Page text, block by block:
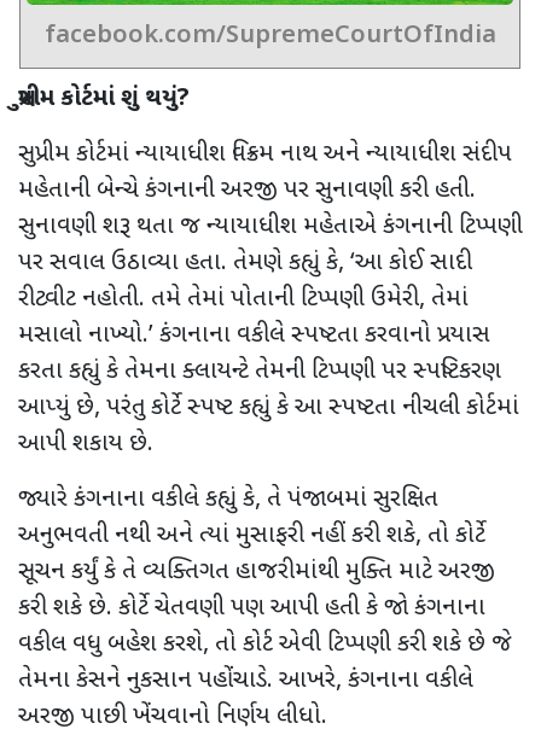
facebook.com/SupremeCourtOfIndia
સુપ્રીમ કોર્ટમાં શું થયું?
સુપ્રીમ કોર્ટમાંન્યાયાધીશ વિક્રમ નાથ અને ન્યાયાધીશ સંદીપ
મહેતાની બેન્ચે કંગનાની અરજી પર સુનાવણી કરી હતી.
સુનાવણી શરૂ થતા જ ન્યાયાધીશ મહેતાએ કંગનાની ટિપ્પણી
પર સવાલ ઉઠાવ્યા હતા. તેમણે કહ્યું કે, ‘આ કોઈ સાદી
રીટ્વીટ નહોતી. તમે તેમાં પોતાની ટિપ્પણી ઉમેરી, તેમાં
મસાલો નાખ્યો.’કંગનાના વકીલે સ્પષ્ટતા કરવાનો પ્રયાસ
કરતા કહ્યું કે તેમના ક્લાયન્ટે તેમની ટિપ્પણી પર સ્પષ્ટિકરણ
આપ્યું છે, પરંતુ કોર્ટે સ્પષ્ટ કહ્યું કે આ સ્પષ્ટતા નીચલી કોર્ટમાં
આપી શકાય છે.
જ્યારે કંગનાના વકીલે કહ્યું કે, તે પંજાબમાં સુરક્ષિત
અનુભવતી નથી અને ત્યાં મુસાફરી નહીં કરી શકે, તો કોર્ટે
સૂચન કર્યું કે તે વ્યક્તિગત હાજરીમાંથી મુક્તિ માટે અરજી
કરી શકે છે. કોર્ટે ચેતવણી પણ આપી હતી કે જો કંગનાના
વકીલ વધુ બહેશ કરશે, તો કોર્ટ એવી ટિપ્પણી કરી શકે છે જે
તેમના કેસને નુકસાન પહોંચાડે. આખરે, કંગનાના વકીલે
અરજી પાછી ખેંચવાનો નિર્ણય લીધો.